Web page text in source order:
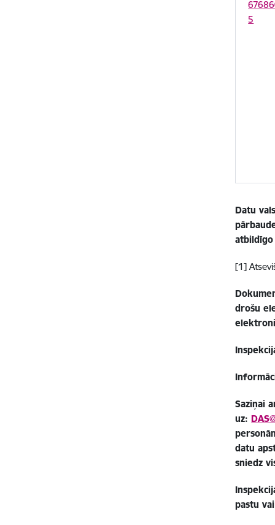
5
Datu
[1]
drošu
Saziņai
uz:
datu
sniedz
pastu